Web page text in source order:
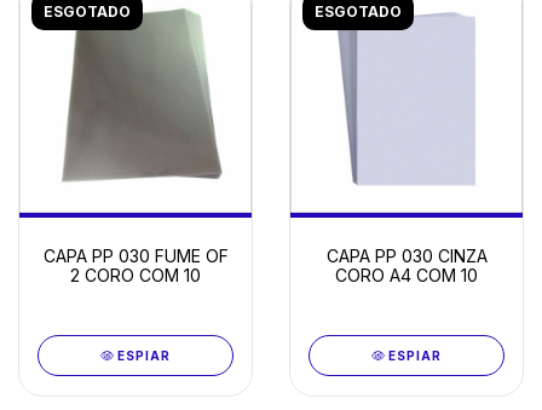
ESGOTADO
CAPA PP 030 FUME OF
2 CORO COM 10
ESPIAR
ESGOTADO
CAPA PP 030 CINZA
CORO A4 COM 10
ESPIAR